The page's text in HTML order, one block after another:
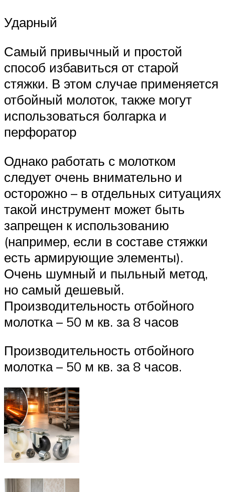
Ударный
Самый привычный и простой
способ избавиться от старой
стяжки. В этом случае применяется
отбойный молоток, также могут
использоваться болгарка и
перфоратор
Однако работать с молотком
следует очень внимательно и
осторожно – в отдельных ситуациях
такой инструмент может быть
запрещен к использованию
(например, если в составе стяжки
есть армирующие элементы).
Очень шумный и пыльный метод,
но самый дешевый.
Производительность отбойного
молотка – 50 м кв. за 8 часов
Производительность отбойного
молотка – 50 м кв. за 8 часов.